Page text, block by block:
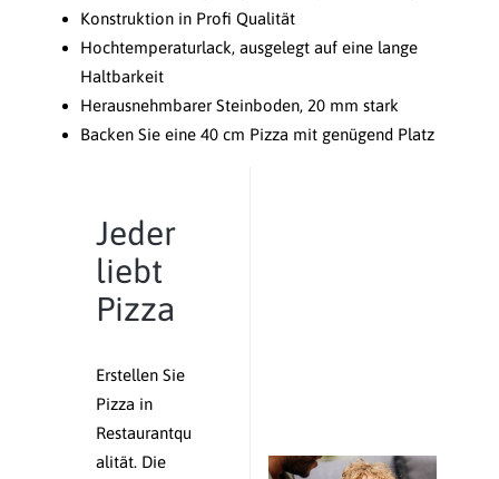
Konstruktion in Profi Qualität
Hochtemperaturlack, ausgelegt auf eine lange
Haltbarkeit
Herausnehmbarer Steinboden, 20 mm stark
Backen Sie eine 40 cm Pizza mit genügend Platz
Jeder
liebt
Pizza
Erstellen Sie
Pizza in
Restaurantqu
alität. Die